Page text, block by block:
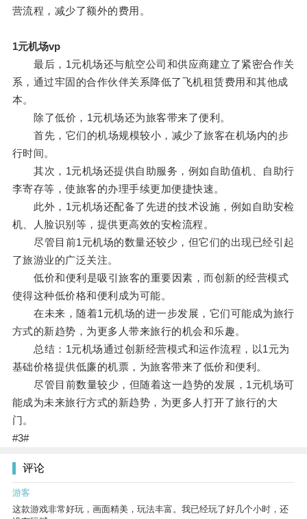
营流程，减少了额外的费用。
1元机场vp
最后，1元机场还与航空公司和供应商建立了紧密合作关
系，通过牢固的合作伙伴关系降低了飞机租赁费用和其他成
本。
除了低价，1元机场还为旅客带来了便利。
首先，它们的机场规模较小，减少了旅客在机场内的步
行时间。
其次，1元机场还提供自助服务，例如自助值机、自助行
李寄存等，使旅客的办理手续更加便捷快速。
此外，1元机场还配备了先进的技术设施，例如自助安检
机、人脸识别等，提供更高效的安检流程。
尽管目前1元机场的数量还较少，但它们的出现已经引起
了旅游业的广泛关注。
低价和便利是吸引旅客的重要因素，而创新的经营模式
使得这种低价格和便利成为可能。
在未来，随着1元机场的进一步发展，它们可能成为旅行
方式的新趋势，为更多人带来旅行的机会和乐趣。
总结：1元机场通过创新经营模式和运作流程，以1元为
基础价格提供低廉的机票，为旅客带来了低价和便利。
尽管目前数量较少，但随着这一趋势的发展，1元机场可
能成为未来旅行方式的新趋势，为更多人打开了旅行的大
门。
#3#
评论
游客
这款游戏非常好玩，画面精美，玩法丰富。我已经玩了好几个小时，还